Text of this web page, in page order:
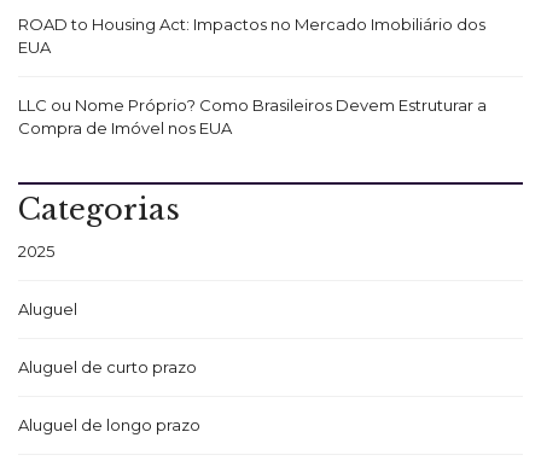
ROAD to Housing Act: Impactos no Mercado Imobiliário dos
EUA
LLC ou Nome Próprio? Como Brasileiros Devem Estruturar a
Compra de Imóvel nos EUA
Categorias
2025
Aluguel
Aluguel de curto prazo
Aluguel de longo prazo